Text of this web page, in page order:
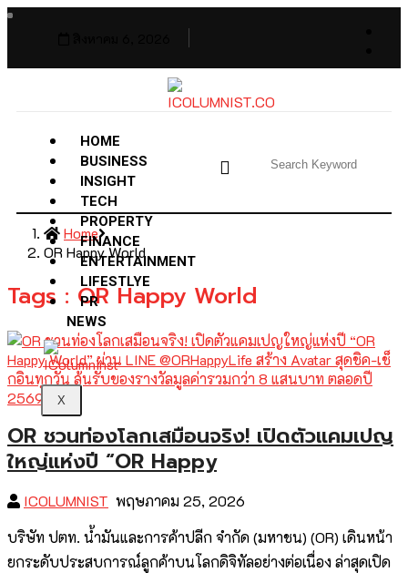
HOME
BUSINESS
INSIGHT
TECH
PROPERTY
FINANCE
ENTERTAINMENT
LIFESTLYE
PR
NEWS
X
Home
OR Happy World
Tags : OR Happy World
OR ชวนท่องโลกเสมือนจริง! เปิดตัวแคมเปญ
ใหญ่แห่งปี “OR Happy
ICOLUMNIST พฤษภาคม 25, 2026
บริษัท ปตท. น้ำมันและการค้าปลีก จำกัด (มหาชน) (OR) เดินหน้า
ยกระดับประสบการณ์ลูกค้าบนโลกดิจิทัลอย่างต่อเนื่อง ล่าสุดเปิด